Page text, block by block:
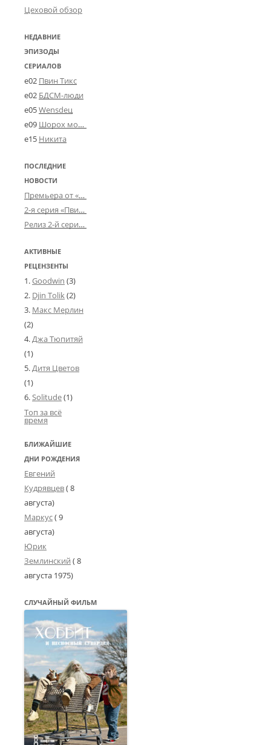
Цеховой обзор
НЕДАВНИЕ
ЭПИЗОДЫ
СЕРИАЛОВ
e02 Пвин Тикс
e02 БДСМ-люди
e05Wensdeц
e09 Шорох мозговины
e15 Никита
ПОСЛЕДНИЕ
НОВОСТИ
Премьера от «Усталого королевства»: «Игорь начал»
2-я серия «Пвин Тикса» от 2-D
Релиз 2-й серии «БДСМ-людей» от «Аркада Фильм»
АКТИВНЫЕ
РЕЦЕНЗЕНТЫ
Goodwin (3)
Djin Tolik(2)
Макс Мерлин
(2)
Джа Тюпитяй
(1)
Дитя Цветов
(1)
Solitude(1)
Топ за всё
время
БЛИЖАЙШИЕ
ДНИ РОЖДЕНИЯ
Евгений
Кудрявцев( 8
августа)
Маркус( 9
августа)
Юрик
Землинский (8
августа 1975)
СЛУЧАЙНЫЙ ФИЛЬМ